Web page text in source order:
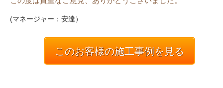
(マネージャー：安達）
このお客様の施工事例を見る